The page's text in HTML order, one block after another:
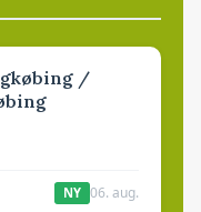
/
NY 06. aug.